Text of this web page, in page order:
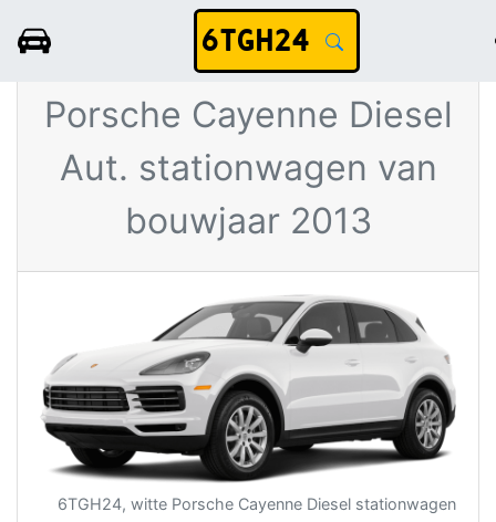
6TGH24Witte
Porsche Cayenne Diesel
Aut. stationwagen van
bouwjaar 2013
6TGH24, witte Porsche Cayenne Diesel stationwagen